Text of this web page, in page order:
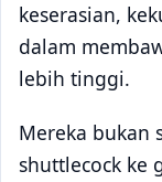
keserasian,
dalam
lebih tinggi.
Mereka bukan
shuttlecock ke